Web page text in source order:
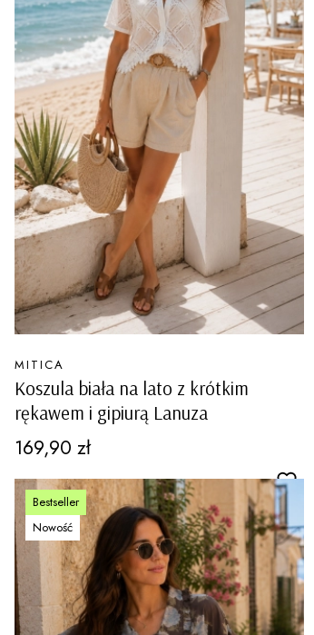
Koszula biała na lato z krótkim
rękawem i gipiurą Lanuza
PRODUCENT
MITICA
Cena
169,90 zł
Bestseller
Nowość